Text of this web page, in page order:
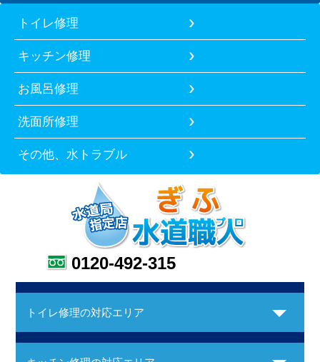
トイレ修理
キッチン修理
お風呂修理
洗面所修理
その他、水トラブル
0120-492-315
トイレ修理の対応エリア